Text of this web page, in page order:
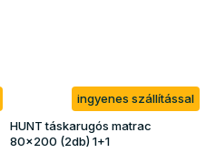
ingyenes szállítással
HUNT táskarugós matrac
80x200 (2db) 1+1